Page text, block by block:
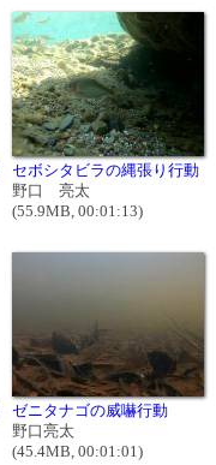
セボシタビラの縄張り行動
野口 亮太
(55.9MB, 00:01:13)
ゼニタナゴの威嚇行動
野口亮太
(45.4MB, 00:01:01)